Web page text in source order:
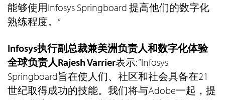
能够使用Infosys Springboard 提高他们的数字化
熟练程度。”
Infosys执行副总裁兼美洲负责人和数字化体验
全球负责人Rajesh Varrier表示: “Infosys
Springboard旨在使人们、社区和社会具备在21
世纪取得成功的技能。我们将与Adobe一起，提